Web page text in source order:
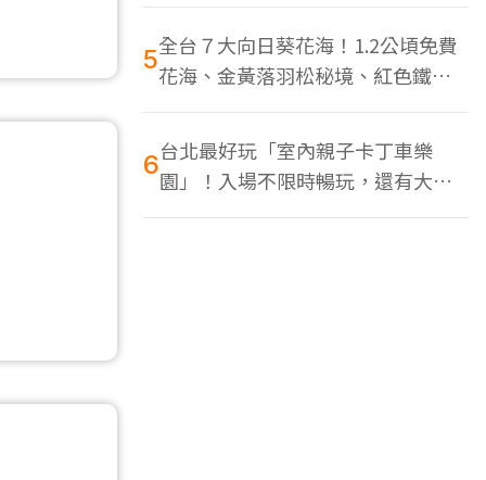
5全台７大向日葵花海！1.2公頃免費
花海、金黃落羽松秘境、紅色鐵橋
同框
6台北最好玩「室內親子卡丁車樂
園」！入場不限時暢玩，還有大螢
幕Switch遊戲區